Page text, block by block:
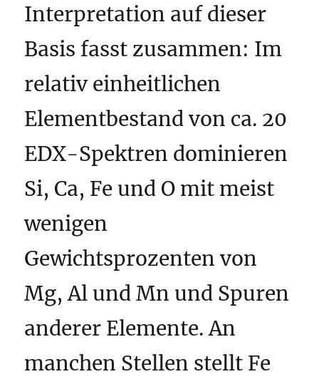
Interpretation auf dieser
Basis fasst zusammen: Im
relativ einheitlichen
Elementbestand von ca. 20
EDX-Spektren dominieren
Si, Ca, Fe und O mit meist
wenigen
Gewichtsprozenten von
Mg, Al und Mn und Spuren
anderer Elemente. An
manchen Stellen stellt Fe